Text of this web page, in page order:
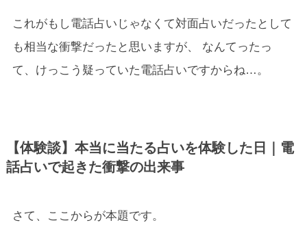
これがもし電話占いじゃなくて対面占いだったとして
も相当な衝撃だったと思いますが、 なんてったっ
て、けっこう疑っていた電話占いですからね…。
【体験談】本当に当たる占いを体験した日｜電
話占いで起きた衝撃の出来事
さて、ここからが本題です。